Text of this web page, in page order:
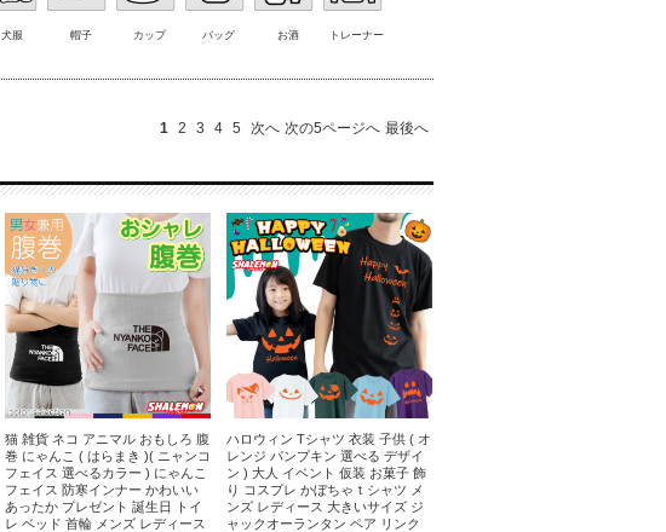
犬服 帽子 カップ バッグ お酒 トレーナー
1 2 3 4 5 次へ 次の5ページへ 最後へ
猫 雑貨 ネコ アニマル おもしろ 腹
巻 にゃんこ ( はらまき )( ニャンコ
フェイス 選べるカラー ) にゃんこ
フェイス 防寒インナー かわいい
あったか プレゼント 誕生日 トイ
レ ベッド 首輪 メンズ レディース
ハロウィン Tシャツ 衣装 子供 ( オ
レンジ パンプキン 選べる デザイ
ン ) 大人 イベント 仮装 お菓子 飾
り コスプレ かぼちゃｔシャツ メ
ンズ レディース 大きいサイズ ジ
ャックオーランタン ペア リンク